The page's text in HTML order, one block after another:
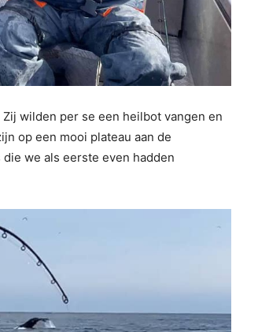
wilden per se een heilbot vangen en
op een mooi plateau aan de
we als eerste even hadden